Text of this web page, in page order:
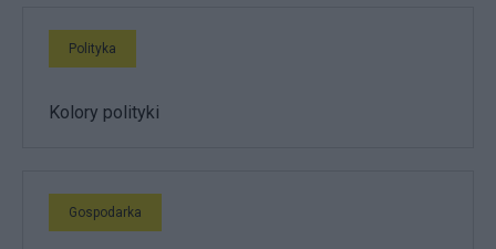
Polityka
Kolory polityki
Gospodarka